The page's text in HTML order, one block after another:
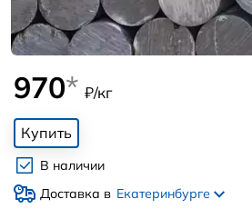
970* ₽/кг
Купить
В наличии
Доставка в Екатеринбурге